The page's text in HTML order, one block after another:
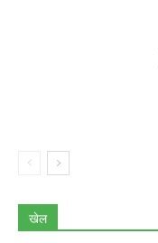
खेल